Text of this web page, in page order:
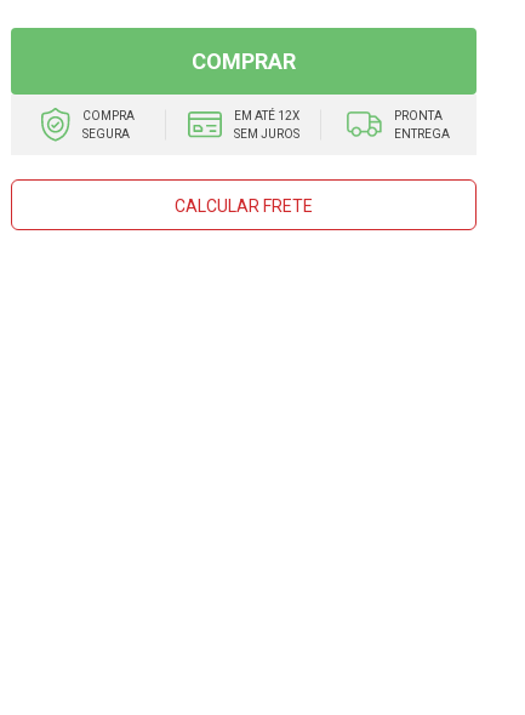
COMPRAR
COMPRA
SEGURA
EM ATÉ 12X
SEM JUROS
PRONTA
ENTREGA
CALCULAR FRETE